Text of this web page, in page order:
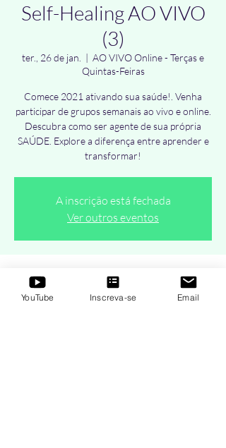
Self-Healing AO VIVO
(3)
ter., 26 de jan.
  |
AO VIVO Online - Terças e
Quintas-Feiras
Comece 2021 ativando sua saúde!. Venha
participar de grupos semanais ao vivo e online.
Descubra como ser agente de sua própria
SAÚDE. Explore a diferença entre aprender e
transformar!
A inscrição está fechada
Ver outros eventos
Horário e local
26 de jan. de 2021, 19:00 – 20:00
YouTube Inscreva-se Email